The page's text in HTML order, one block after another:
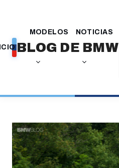
contenido
BLOG DE BMW
MODELOS
NOTICIAS